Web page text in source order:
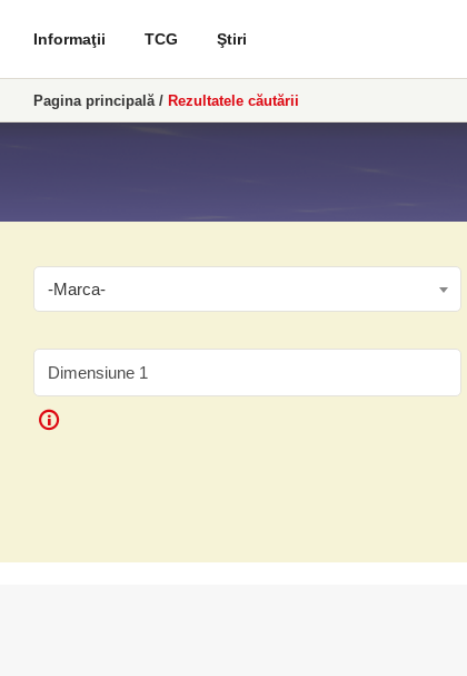
Informaţii TCG Ştiri
Pagina principală / Rezultatele căutării
-Marca-